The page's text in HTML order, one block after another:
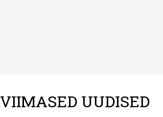
VIIMASED UUDISED